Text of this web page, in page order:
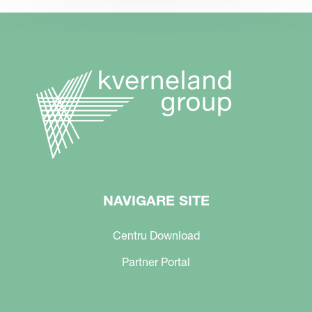
NAVIGARE SITE
Centru Download
Partner Portal